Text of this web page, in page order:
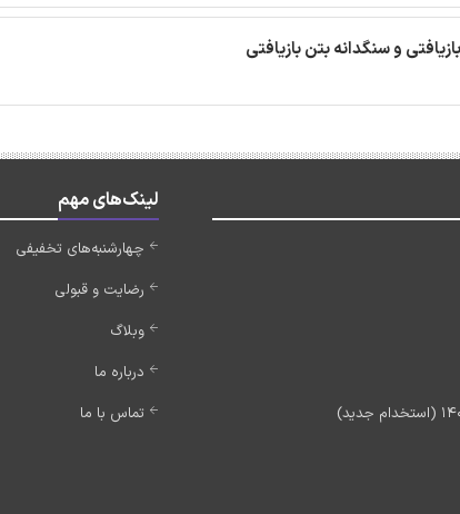
و سنگدانه بتن بازیافتی
لینک‌های مهم
چهارشنبه‌های تخفیفی
رضایت و قبولی
وبلاگ
درباره ما
تماس با ما